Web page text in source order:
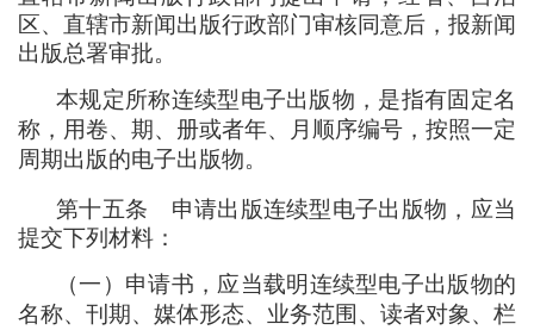
区、直辖市新闻出版行政部门审核同意后 ， 报新闻
出版总署审批。
本规定所称连续型电子出版物 ， 是指有固定名
称 ， 用卷、期、册或者年、月顺序编号 ， 按照一定
周期出版的电子出版物。
第十五条 申请出版连续型电子出版物 ， 应当
提交下列材料 ：
（一 ） 申请书 ， 应当载明连续型电子出版物的
名称、刊期、媒体形态、业务范围、读者对象、栏